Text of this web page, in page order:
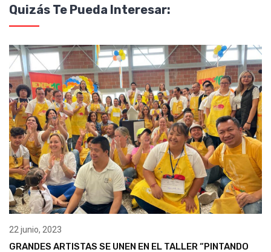
Quizás Te Pueda Interesar:
22 junio, 2023
GRANDES ARTISTAS SE UNEN EN EL TALLER “PINTANDO